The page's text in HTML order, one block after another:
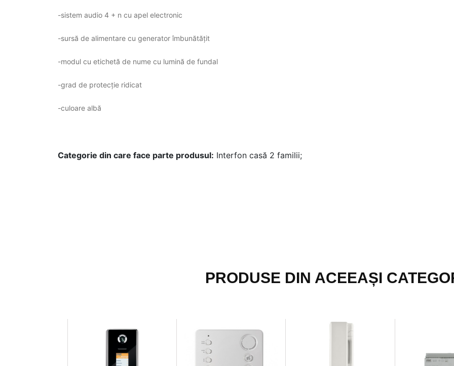
-sistem audio 4 + n cu apel electronic
-sursă de alimentare cu generator îmbunătățit
-modul cu etichetă de nume cu lumină de fundal
-grad de protecție ridicat
-culoare albă
Categorie din care face parte produsul: Interfon casă 2 familii;
PRODUSE DIN ACEEAȘI